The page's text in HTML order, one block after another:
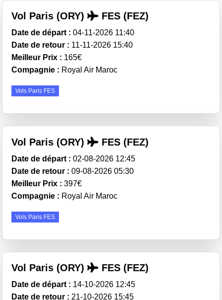
Vol Paris (ORY) FES (FEZ)
Date de départ : 04-11-2026 11:40
Date de retour : 11-11-2026 15:40
Meilleur Prix : 165€
Compagnie : Royal Air Maroc
Vols Paris FES
Vol Paris (ORY) FES (FEZ)
Date de départ : 02-08-2026 12:45
Date de retour : 09-08-2026 05:30
Meilleur Prix : 397€
Compagnie : Royal Air Maroc
Vols Paris FES
Vol Paris (ORY) FES (FEZ)
Date de départ : 14-10-2026 12:45
Date de retour : 21-10-2026 15:45